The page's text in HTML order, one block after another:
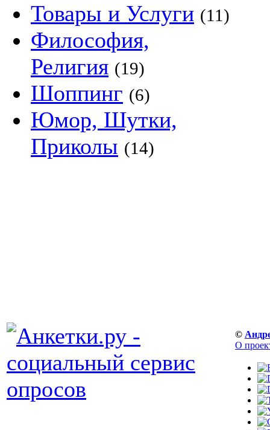
Товары и Услуги (11)
Философия,
Религия (19)
Шоппинг (6)
Юмор, Шутки,
Приколы (14)
©
О